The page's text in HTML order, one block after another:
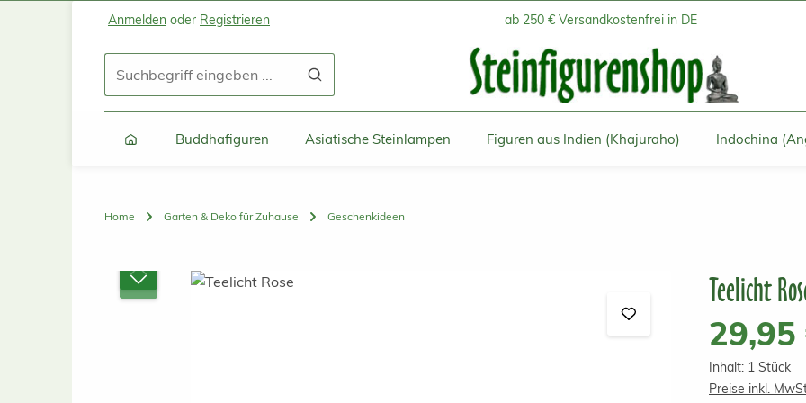
Zum Hauptinhalt springen
Zur Suche springen
Zur Hauptnavigation springen
Anmelden oder Registrieren ab 250 € Versandkostenfrei in DE
Buddhafiguren Asiatische Steinlampen Figuren aus Indien (Khajuraho) Indochina
Home Garten & Deko für Zuhause Geschenkideen
Bildergalerie überspringen Teelicht
Regulärer
29,95
Inhalt: 1 Stück
Preise inkl.